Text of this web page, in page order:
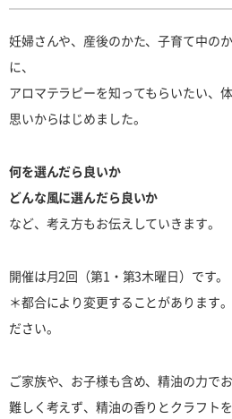
妊婦さんや、産後のかた、子育て中の
に、
アロマテラピーを知ってもらいたい、
思いからはじめました。
何を選んだら良いか
どんな風に選んだら良いか
など、考え方もお伝えしていきます。
開催は月2回（第1・第3木曜日）です。
＊都合により変更することがあります
ださい。
ご家族や、お子様も含め、精油の力でお
難しく考えず、精油の香りとクラフトを